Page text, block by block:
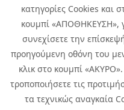
κατηγορίες Cookies και
κουμπί «ΑΠΟΘΗΚΕΥΣΗ»,
συνεχίσετε την
προηγούμενη οθόνη του
κλικ στο κουμπί
τροποποιήσετε τις
τα τεχνικώς αναγκαία
Copyright © 2026 Infoquest.gr All
Cookies Policy